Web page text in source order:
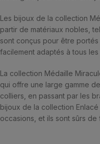
Les bijoux de la collection
partir de matériaux nobles,
sont conçus pour être
facilement adaptés à tous les
La collection Médaille
qui offre une large gamme
colliers, en passant par les
bijoux de la collection
occasions, et ils sont sûrs de